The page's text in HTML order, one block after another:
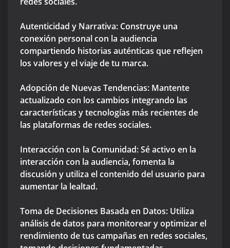
Autenticidad y Narrativa: Construye una
conexión personal con la audiencia
compartiendo historias auténticas que reflejen
los valores y el viaje de tu marca.
Adopción de Nuevas Tendencias: Mantente
actualizado con los cambios integrando las
características y tecnologías más recientes de
las plataformas de redes sociales.
Interacción con la Comunidad: Sé activo en la
interacción con la audiencia, fomenta la
discusión y utiliza el contenido del usuario para
aumentar la lealtad.
Toma de Decisiones Basada en Datos: Utiliza
análisis de datos para monitorear y optimizar el
rendimiento de tus campañas en redes sociales,